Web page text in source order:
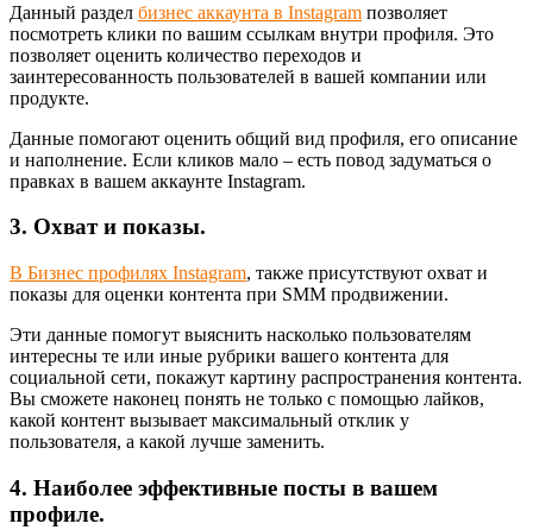
Данный раздел бизнес аккаунта в Instagram позволяет
посмотреть клики по вашим ссылкам внутри профиля. Это
позволяет оценить количество переходов и
заинтересованность пользователей в вашей компании или
продукте.
Данные помогают оценить общий вид профиля, его описание
и наполнение. Если кликов мало – есть повод задуматься о
правках в вашем аккаунте Instagram.
3. Охват и показы.
В Бизнес профилях Instagram, также присутствуют охват и
показы для оценки контента при SMM продвижении.
Эти данные помогут выяснить насколько пользователям
интересны те или иные рубрики вашего контента для
социальной сети, покажут картину распространения контента.
Вы сможете наконец понять не только с помощью лайков,
какой контент вызывает максимальный отклик у
пользователя, а какой лучше заменить.
4. Наиболее эффективные посты в вашем
профиле.